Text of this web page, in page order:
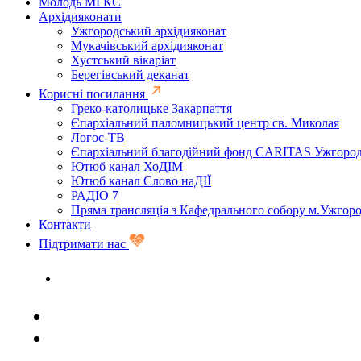
Архідияконати
Ужгородський архідияконат
Мукачівський архідияконат
Хустський вікаріат
Берегівський деканат
Корисні посилання
Греко-католицьке Закарпаття
Єпархіальний паломницький центр св. Миколая
Логос-ТВ
Єпархіальний благодійний фонд CARITAS
Ютюб канал ХоДІМ
Ютюб канал Слово наДІЇ
РАДІО 7
Пряма трансляція з Кафедрального собору
Контакти
Підтримати нас